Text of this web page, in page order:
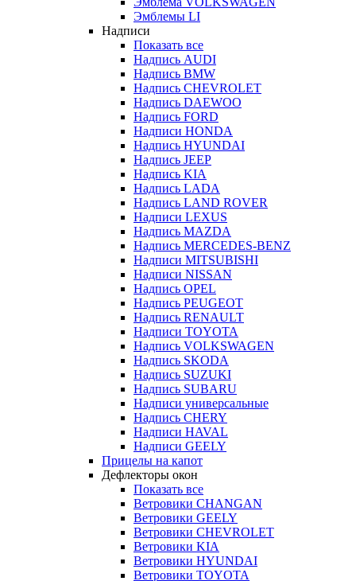
Эмблемы LI
Надписи
Показать все
Надпись AUDI
Надпись BMW
Надпись CHEVROLET
Надпись DAEWOO
Надпись FORD
Надписи HONDA
Надпись HYUNDAI
Надпись JEEP
Надпись KIA
Надпись LADA
Надпись LAND ROVER
Надписи LEXUS
Надпись MAZDA
Надпись MERCEDES-BENZ
Надписи MITSUBISHI
Надписи NISSAN
Надпись OPEL
Надпись PEUGEOT
Надпись RENAULT
Надписи TOYOTA
Надпись VOLKSWAGEN
Надпись SKODA
Надпись SUZUKI
Надпись SUBARU
Надписи универсальные
Надпись CHERY
Надписи HAVAL
Надписи GEELY
Прицелы на капот
Дефлекторы окон
Показать все
Ветровики CHANGAN
Ветровики GEELY
Ветровики CHEVROLET
Ветровики KIA
Ветровики HYUNDAI
Ветровики TOYOTA